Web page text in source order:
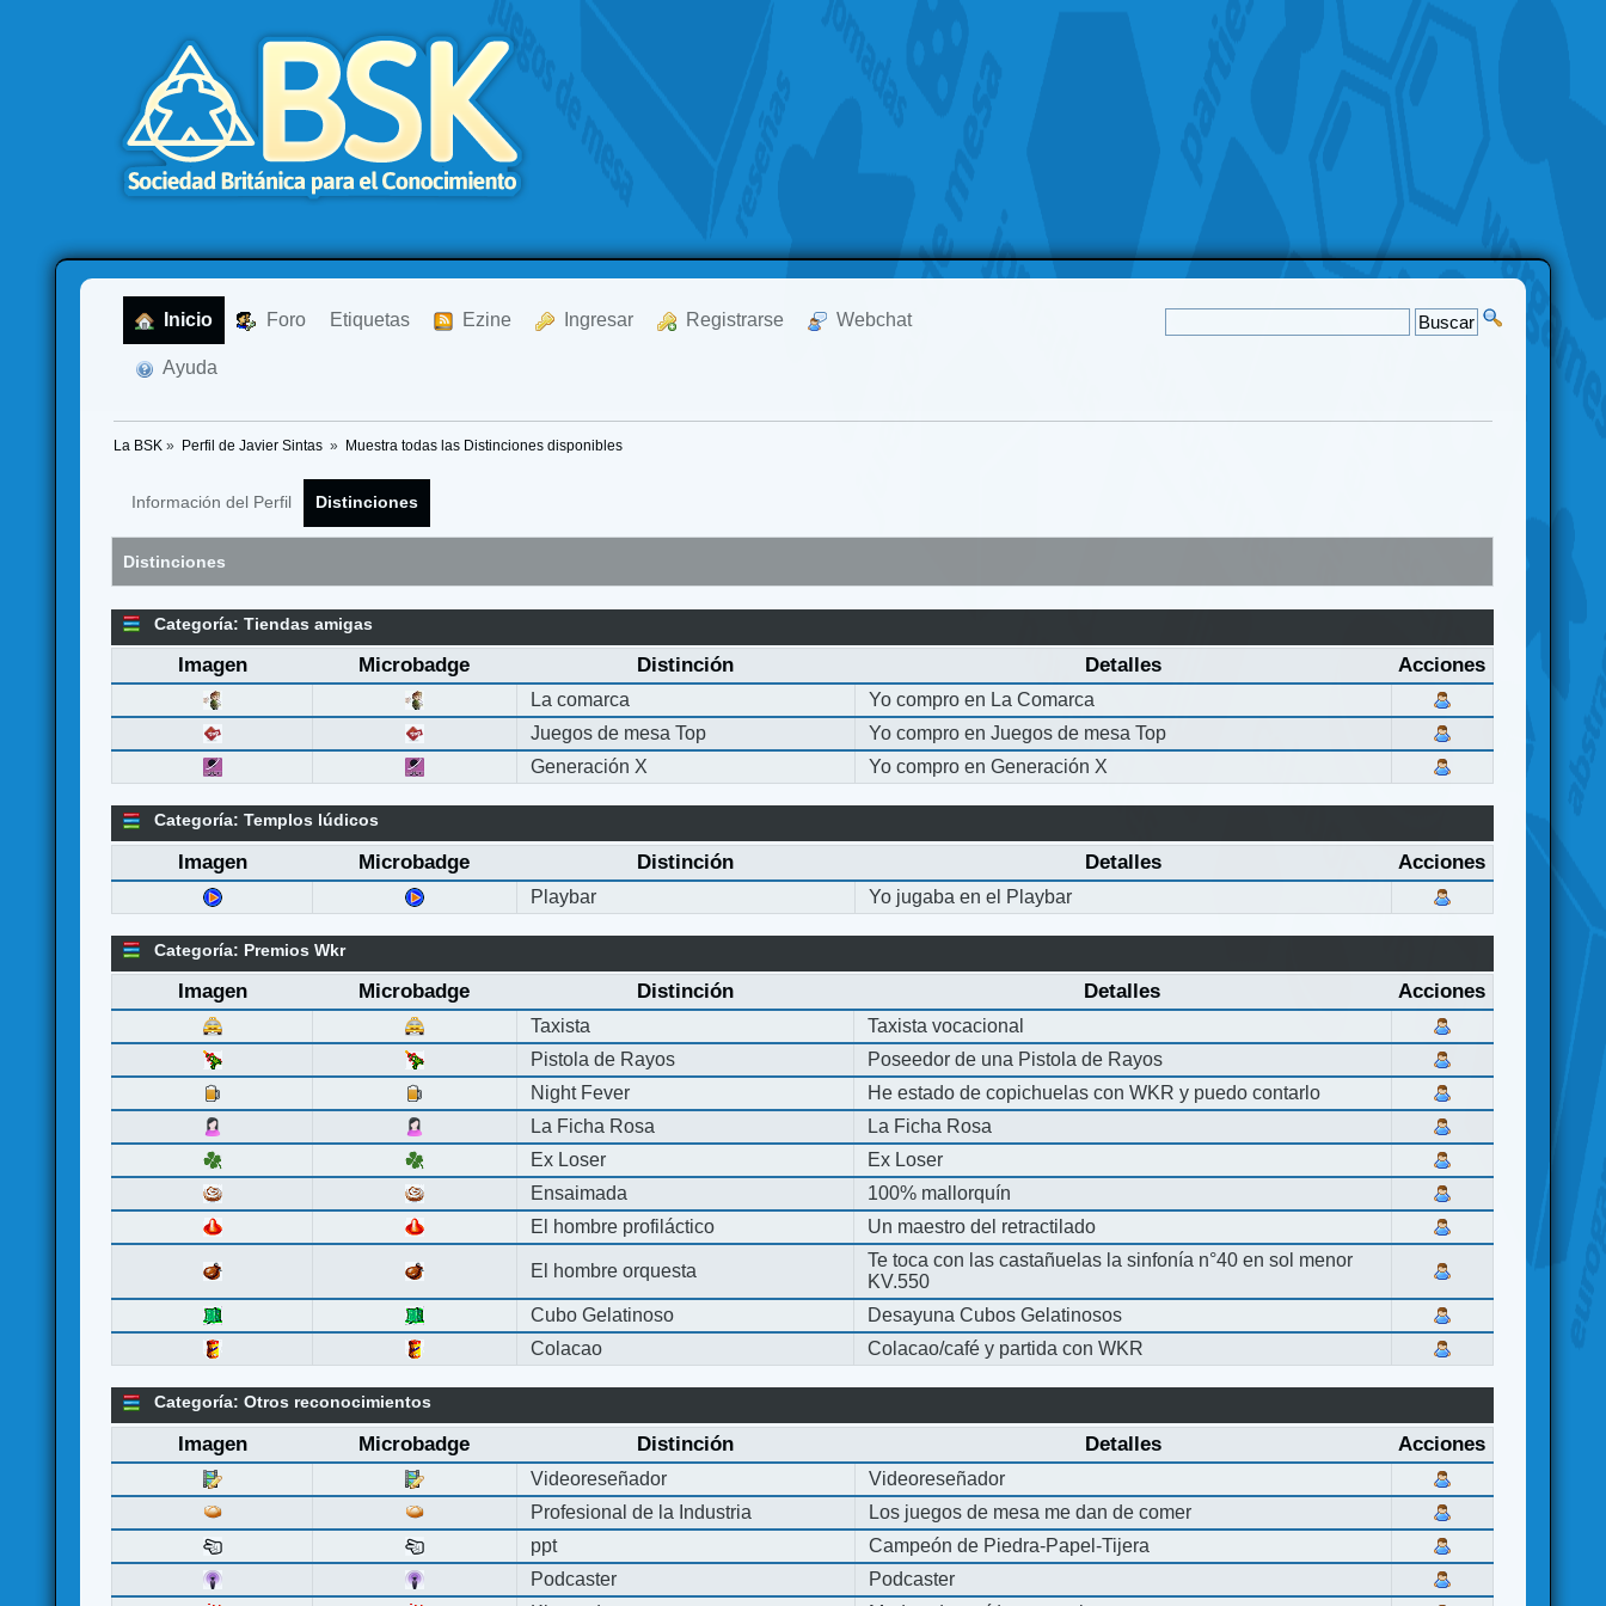
Inicio Foro Etiquetas Ezine Ingresar Registrarse Webchat
Ayuda
La BSK » Perfil de Javier Sintas » Muestra todas las Distinciones disponibles
Información del Perfil Distinciones
Distinciones
Categoría: Tiendas amigas
Imagen Microbadge Distinción Detalles Acciones
La comarca
Yo compro en La Comarca
Juegos de mesa Top
Yo compro en Juegos de mesa Top
Generación X
Yo compro en Generación X
Categoría: Templos lúdicos
Imagen Microbadge Distinción Detalles Acciones
Playbar Yo jugaba en el Playbar
Categoría: Premios Wkr
Imagen Microbadge Distinción Detalles Acciones
Taxista
Taxista vocacional
Pistola de Rayos
Poseedor de una Pistola de Rayos
Night Fever
He estado de copichuelas con WKR y puedo contarlo
La Ficha Rosa
La Ficha Rosa
Ex Loser
Ex Loser
Ensaimada
100% mallorquín
El hombre profiláctico
Un maestro del retractilado
El hombre orquesta
Te toca con las castañuelas la sinfonía n°40 en sol menor
KV.550
Cubo Gelatinoso
Desayuna Cubos Gelatinosos
Colacao
Colacao/café y partida con WKR
Categoría: Otros reconocimientos
Imagen Microbadge Distinción Detalles Acciones
Videoreseñador
Videoreseñador
Profesional de la Industria
Los juegos de mesa me dan de comer
ppt
Campeón de Piedra-Papel-Tijera
Podcaster
Podcaster